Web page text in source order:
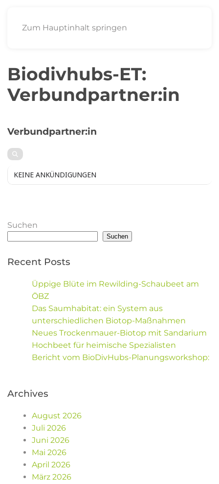
Zum Hauptinhalt springen
Biodivhubs-ET:
Verbundpartner:in
Verbundpartner:in
KEINE ANKÜNDIGUNGEN
Suchen
Suchen
Recent Posts
Üppige Blüte im Rewilding-Schaubeet am
ÖBZ
Das Saumhabitat: ein System aus
unterschiedlichen Biotop-Maßnahmen
Neues Trockenmauer-Biotop mit Sandarium
Hochbeet für heimische Spezialisten
Bericht vom BioDivHubs-Planungsworkshop:
Archives
August 2026
Juli 2026
Juni 2026
Mai 2026
April 2026
März 2026